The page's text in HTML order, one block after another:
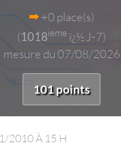
+0 place(s)
(1018iemeï¿½ J-7)
mesure du 07/08/2026
101 points
2010 À 15 H